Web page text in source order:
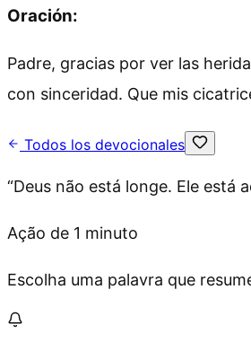
Oración:
Padre, gracias por ver las
con sinceridad. Que mis
Todos los devocionales
“Deus não está longe. Ele está
Ação de 1 minuto
Escolha uma palavra que